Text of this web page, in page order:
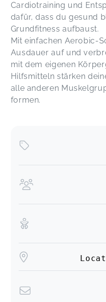
Cardiotraining und
dafür, dass du gesund
Grundfitness aufbaust.
Mit einfachen Aerobic-
Ausdauer auf und
mit dem eigenen
Hilfsmitteln stärken
alle anderen
formen.